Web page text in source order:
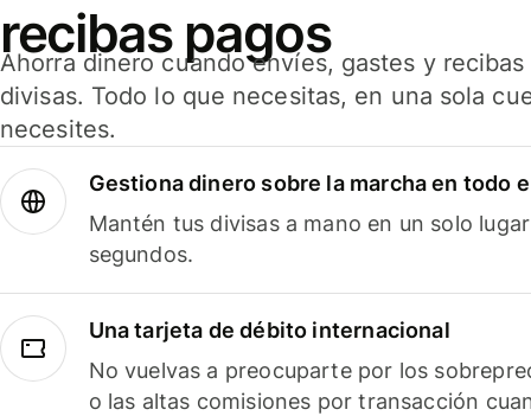
recibas pagos
Ahorra dinero cuando envíes, gastes y
divisas. Todo lo que necesitas, en una sola
necesites.
Gestiona dinero sobre la marcha en todo
Mantén tus divisas a mano en un solo
segundos.
Una tarjeta de débito internacional
No vuelvas a preocuparte por los
o las altas comisiones por transacción